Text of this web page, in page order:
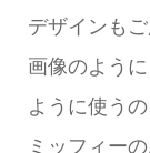
デザインもご
画像のよう
ように使う
ミッフィー